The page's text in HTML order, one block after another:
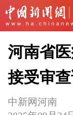
河南省
接受审
中新网河南